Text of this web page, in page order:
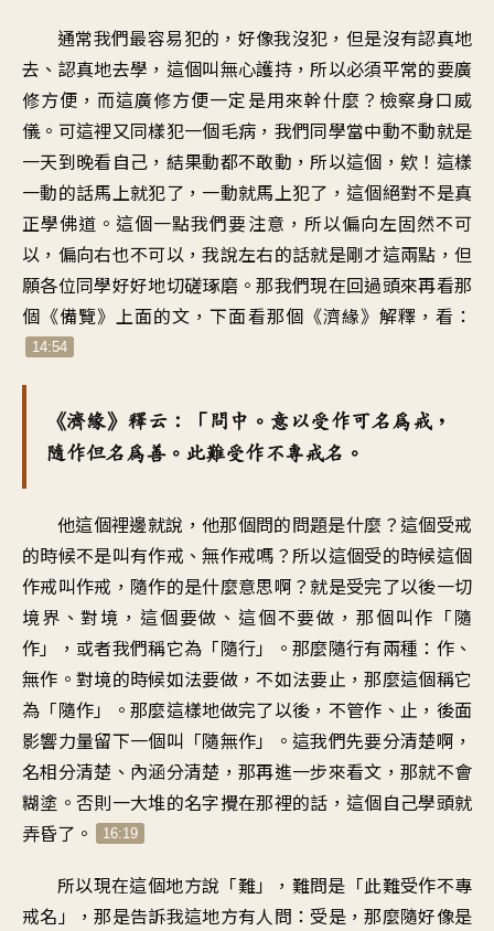
通常我們最容易犯的，好像我沒犯，但是沒有認真地
去、認真地去學，這個叫無心護持，所以必須平常的要廣
修方便，而這廣修方便一定是用來幹什麼？檢察身口威
儀。可這裡又同樣犯一個毛病，我們同學當中動不動就是
一天到晚看自己，結果動都不敢動，所以這個，欸！這樣
一動的話馬上就犯了，一動就馬上犯了，這個絕對不是真
正學佛道。這個一點我們要注意，所以偏向左固然不可
以，偏向右也不可以，我說左右的話就是剛才這兩點，但
願各位同學好好地切磋琢磨。那我們現在回過頭來再看那
個《備覽》上面的文，下面看那個《濟緣》解釋，看：
14:54
《濟緣》釋云：「問中。意以受作可名為戒，
隨作但名為善。此難受作不專戒名。
他這個裡邊就說，他那個問的問題是什麼？這個受戒
的時候不是叫有作戒、無作戒嗎？所以這個受的時候這個
作戒叫作戒，隨作的是什麼意思啊？就是受完了以後一切
境界、對境，這個要做、這個不要做，那個叫作「隨
作」，或者我們稱它為「隨行」。那麼隨行有兩種：作、
無作。對境的時候如法要做，不如法要止，那麼這個稱它
為「隨作」。那麼這樣地做完了以後，不管作、止，後面
影響力量留下一個叫「隨無作」。這我們先要分清楚啊，
名相分清楚、內涵分清楚，那再進一步來看文，那就不會
糊塗。否則一大堆的名字攪在那裡的話，這個自己學頭就
弄昏了。
16:19
所以現在這個地方說「難」，難問是「此難受作不專
戒名」，那是告訴我這地方有人問：受是，那麼隨好像是